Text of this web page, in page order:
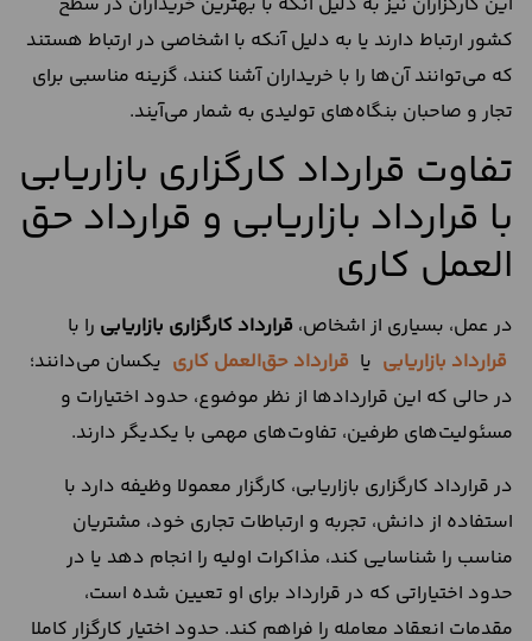
کشور ارتباط دارند یا به دلیل آنکه با اشخاصی در ارتباط هستند
که می‌توانند آن‌ها را با خریداران آشنا کنند، گزینه مناسبی برای
تجار و صاحبان بنگاه‌های تولیدی به شمار می‌آیند.
تفاوت قرارداد کارگزاری بازاریابی
با قرارداد بازاریابی و قرارداد حق
العمل کاری
در عمل، بسیاری از اشخاص، قرارداد کارگزاری بازاریابی را با
قرارداد بازاریابی یا قرارداد حق‌العمل کاری یکسان می‌دانند؛
در حالی که این قراردادها از نظر موضوع، حدود اختیارات و
مسئولیت‌های طرفین، تفاوت‌های مهمی با یکدیگر دارند.
در قرارداد کارگزاری بازاریابی، کارگزار معمولا وظیفه دارد با
استفاده از دانش، تجربه و ارتباطات تجاری خود، مشتریان
مناسب را شناسایی کند، مذاکرات اولیه را انجام دهد یا در
حدود اختیاراتی که در قرارداد برای او تعیین شده است،
مقدمات انعقاد معامله را فراهم کند. حدود اختیار کارگزار کاملا